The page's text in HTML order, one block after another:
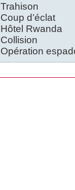
Trahison
Coup d’éclat
Hôtel Rwanda
Collision
Opération